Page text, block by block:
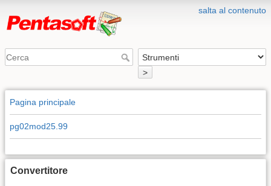
salta al contenuto
>
Pagina principale
pg02mod25.99
Convertitore